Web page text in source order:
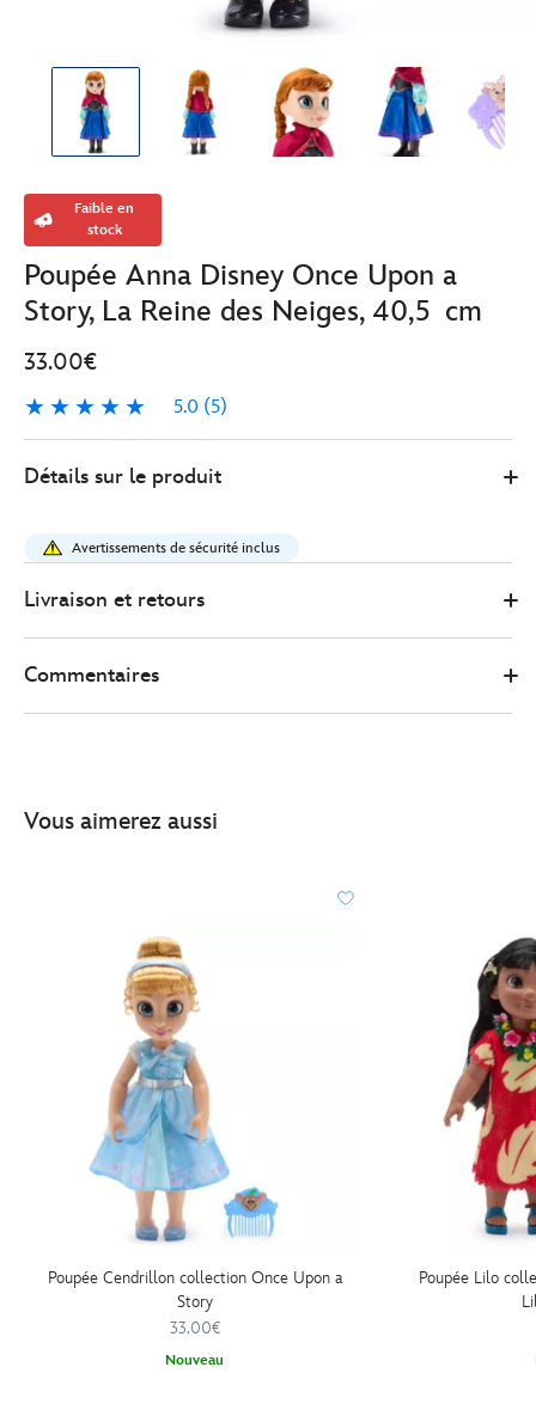
Faible en
stock
Poupée Anna Disney Once Upon a
Story, La Reine des Neiges, 40,5 cm
33.00€
5.0 (5)
5.0
5
33.00
disney-
once-
story-
405%C2%A0cm-
Détails sur le produit
Avertissements de sécurité inclus
Livraison et retours
Commentaires
Vous aimerez aussi
Poupée Cendrillon collection Once Upon a
Story
33.00€
Nouveau
Poupée Lilo